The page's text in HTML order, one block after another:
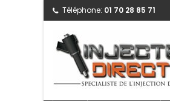
Téléphone: 01 70 28 85 71